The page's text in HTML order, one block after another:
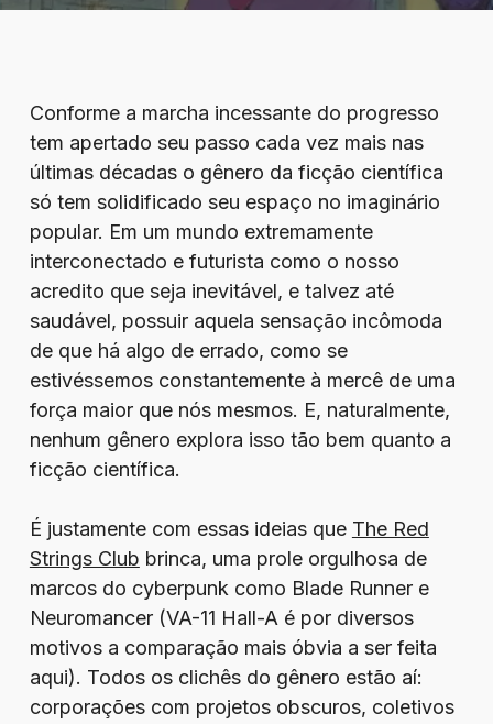
Conforme a marcha incessante do progresso
tem apertado seu passo cada vez mais nas
últimas décadas o gênero da ficção científica
só tem solidificado seu espaço no imaginário
popular. Em um mundo extremamente
interconectado e futurista como o nosso
acredito que seja inevitável, e talvez até
saudável, possuir aquela sensação incômoda
de que há algo de errado, como se
estivéssemos constantemente à mercê de uma
força maior que nós mesmos. E, naturalmente,
nenhum gênero explora isso tão bem quanto a
ficção científica.
É justamente com essas ideias que The Red
Strings Club brinca, uma prole orgulhosa de
marcos do cyberpunk como Blade Runner e
Neuromancer (VA-11 Hall-A é por diversos
motivos a comparação mais óbvia a ser feita
aqui). Todos os clichês do gênero estão aí:
corporações com projetos obscuros, coletivos